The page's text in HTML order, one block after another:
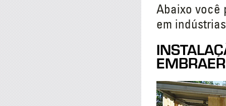
Abaixo você
em
EMBRAER